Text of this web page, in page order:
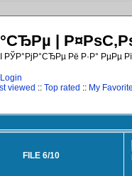
|
Рё Р·Р° РµРµ
Login
viewed :: Top rated :: My
FILE 6/10